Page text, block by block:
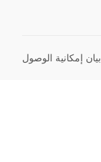
بيان إمكانية الوصول